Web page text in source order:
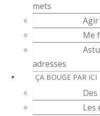
mets
Agir
Me
adresses
ÇA BOUGE PAR ICI
Les